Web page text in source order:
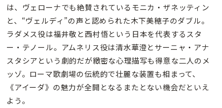
は、ヴェローナでも絶賛されているモニカ・ザネッティン
と、“ヴェルディ”の声と認められた木下美穂子のダブル。
ラダメス役は福井敬と西村悟という日本を代表するスタ
ー・テノール。アムネリス役は清水華澄とサーニャ・アナ
スタシアという劇的だが緻密な心理描写も得意な二人のメ
ッゾ。ローマ歌劇場の伝統的で壮麗な装置も相まって、
《アイーダ》の魅力が全開となるまたとない機会だといえ
よう。